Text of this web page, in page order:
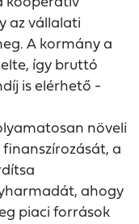
az vállalati
A kormány a
így bruttó
is elérhető -
növeli
a
ahogy
piaci források